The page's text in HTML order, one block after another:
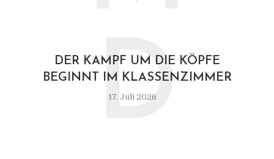
DER KAMPF UM DIE KÖPFE
BEGINNT IM KLASSENZIMMER
17. Juli 2026
D